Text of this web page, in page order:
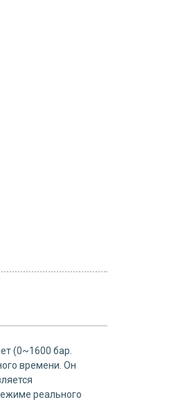
(0~1600 бар.
времени. Он
реального